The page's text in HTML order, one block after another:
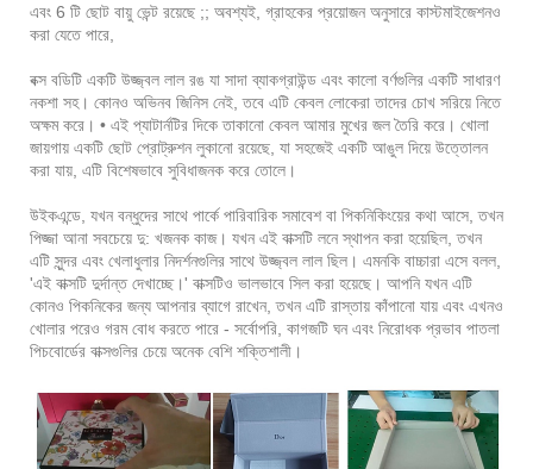
এবং 6 টি ছোট বায়ু ভেন্ট রয়েছে ;; অবশ্যই, গ্রাহকের প্রয়োজন অনুসারে কাস্টমাইজেশনও
করা যেতে পারে,
বক্স বডিটি একটি উজ্জ্বল লাল রঙ যা সাদা ব্যাকগ্রাউন্ড এবং কালো বর্ণগুলির একটি সাধারণ
নকশা সহ। কোনও অভিনব জিনিস নেই, তবে এটি কেবল লোকেরা তাদের চোখ সরিয়ে নিতে
অক্ষম করে। • এই প্যাটার্নটির দিকে তাকানো কেবল আমার মুখের জল তৈরি করে। খোলা
জায়গায় একটি ছোট প্রোট্রুশন লুকানো রয়েছে, যা সহজেই একটি আঙুল দিয়ে উত্তোলন
করা যায়, এটি বিশেষভাবে সুবিধাজনক করে তোলে।
উইকএন্ডে, যখন বন্ধুদের সাথে পার্কে পারিবারিক সমাবেশ বা পিকনিকিংয়ের কথা আসে, তখন
পিজ্জা আনা সবচেয়ে দু: খজনক কাজ। যখন এই বাক্সটি লনে স্থাপন করা হয়েছিল, তখন
এটি সুন্দর এবং খেলাধুলার নিদর্শনগুলির সাথে উজ্জ্বল লাল ছিল। এমনকি বাচ্চারা এসে বলল,
'এই বাক্সটি দুর্দান্ত দেখাচ্ছে।' বাক্সটিও ভালভাবে সিল করা হয়েছে। আপনি যখন এটি
কোনও পিকনিকের জন্য আপনার ব্যাগে রাখেন, তখন এটি রাস্তায় কাঁপানো যায় এবং এখনও
খোলার পরেও গরম বোধ করতে পারে - সর্বোপরি, কাগজটি ঘন এবং নিরোধক প্রভাব পাতলা
পিচবোর্ডের বাক্সগুলির চেয়ে অনেক বেশি শক্তিশালী।